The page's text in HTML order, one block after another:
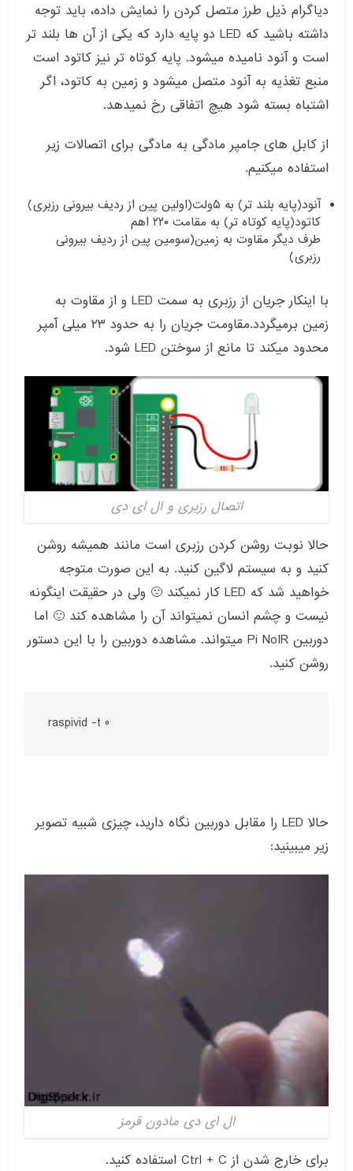
دیاگرام ذیل طرز متصل کردن را نمایش داده، باید توجه
داشته باشید که LED دو پایه دارد که یکی از آن ها بلند تر
است و آنود نامیده میشود. پایه کوتاه تر نیز کاتود است
منبع تغذیه به آنود متصل میشود و زمین به کاتود، اگر
اشتباه بسته شود هیچ اتفاقی رخ نمیدهد.
از کابل های جامپر مادگی به مادگی برای اتصالات زیر
استفاده میکنیم.
آنود(پایه بلند تر) به ۵ولت(اولین پین از ردیف بیرونی رزبری)
کاتود(پایه کوتاه تر) به مقامت ۲۲۰ اهم
طرف دیگر مقاوت به زمین(سومین پین از ردیف بیرونی
رزبری)
با اینکار جریان از رزبری به سمت LED و از مقاوت به
زمین برمیگردد.مقاومت جریان را به حدود ۲۳ میلی آمپر
محدود میکند تا مانع از سوختن LED شود.
اتصال رزبری و ال ای دی
حالا نوبت روشن کردن رزبری است مانند همیشه روشن
کنید و به سیستم لاگین کنید. به این صورت متوجه
خواهید شد که LED کار نمیکند 🙁 ولی در حقیقت اینگونه
نیست و چشم انسان نمیتواند آن را مشاهده کند 🙂 اما
دوربین Pi NoIR میتواند. مشاهده دوربین را با این دستور
روشن کنید.
raspivid -t 0
حالا LED را مقابل دوربین نگاه دارید، چیزی شبیه تصویر
زیر میبینید:
ال ای دی مادون قرمز
برای خارج شدن از Ctrl + C استفاده کنید.